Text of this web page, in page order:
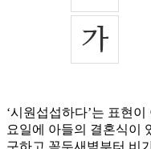
‘시원섭섭하다’는 표현
요일에 아들의 결혼식이